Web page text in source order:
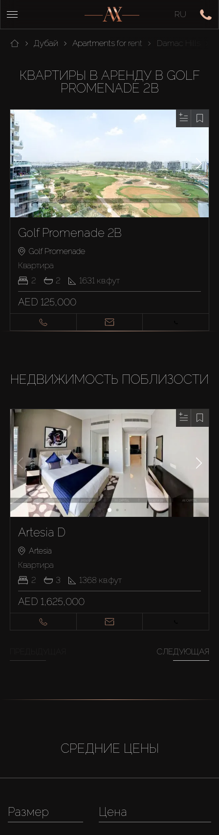
RU
Дубай Apartments for rent Damac Hills
КВАРТИРЫ В АРЕНДУ В GOLF
PROMENADE 2B
Golf Promenade 2B
Golf Promenade
Квартира
2
2 1631 кв.фут
AED 125,000
НЕДВИЖИМОСТЬ ПОБЛИЗОСТИ
Artesia D
Artesia
Квартира
2
3 1368 кв.фут
AED 1,625,000
СЛЕДУЮЩАЯ
СРЕДНИЕ ЦЕНЫ
Размер Цена